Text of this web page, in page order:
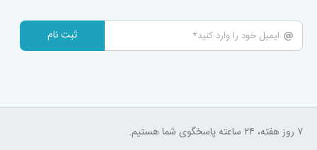
ثبت نام
۷ روز هفته، ۲۴ ساعته پاسخگوی شما هستیم.